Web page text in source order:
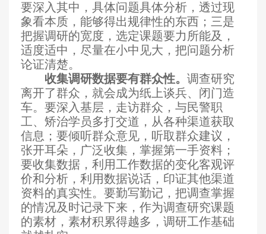
要深入其中，具体问题具体分析，透过现
象看本质，能够得出规律性的东西；三是
把握调研的宽度，选定课题要力所能及，
适度适中，尽量在小中见大，把问题分析
论证清楚。
收集调研数据要有群众性。调查研究
离开了群众，就会成为纸上谈兵、闭门造
车。要深入基层，走访群众，与民警职
工、矫治学员多打交道，从各种渠道获取
信息；要倾听群众意见，听取群众建议，
张开耳朵，广泛收集，掌握第一手资料；
要收集数据，利用工作数据的变化客观评
价和分析，利用数据说话，印证其他渠道
资料的真实性。要勤写勤记，把调查掌握
的情况及时记录下来，作为调查研究课题
的素材，素材积累得越多，调研工作基础